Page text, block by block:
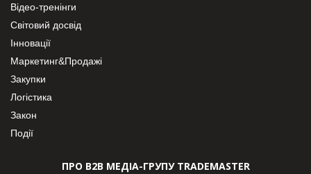
Відео-тренінги
Світовий досвід
Інновації
Маркетинг&Продажі
Закупки
Логістика
Закон
Події
ПРО В2В МЕДІА-ГРУПУ TRADEMASTER